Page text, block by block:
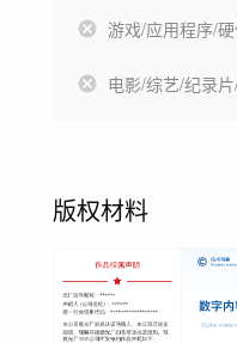
游戏/应用程序/
电影/综艺/纪录
版权材料